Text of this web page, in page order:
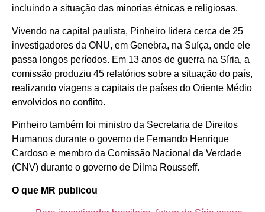
incluindo a situação das minorias étnicas e religiosas.
Vivendo na capital paulista, Pinheiro lidera cerca de 25
investigadores da ONU, em Genebra, na Suíça, onde ele
passa longos períodos. Em 13 anos de guerra na Síria, a
comissão produziu 45 relatórios sobre a situação do país,
realizando viagens a capitais de países do Oriente Médio
envolvidos no conflito.
Pinheiro também foi ministro da Secretaria de Direitos
Humanos durante o governo de Fernando Henrique
Cardoso e membro da Comissão Nacional da Verdade
(CNV) durante o governo de Dilma Rousseff.
O que MR publicou